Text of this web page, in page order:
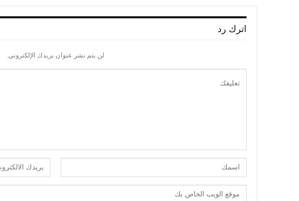
اترك رد
لن يتم نشر عنوان بريدك الإلكتروني.